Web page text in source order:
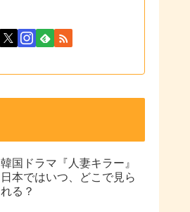
韓国ドラマ『人妻キラー』
日本ではいつ、どこで見ら
れる？